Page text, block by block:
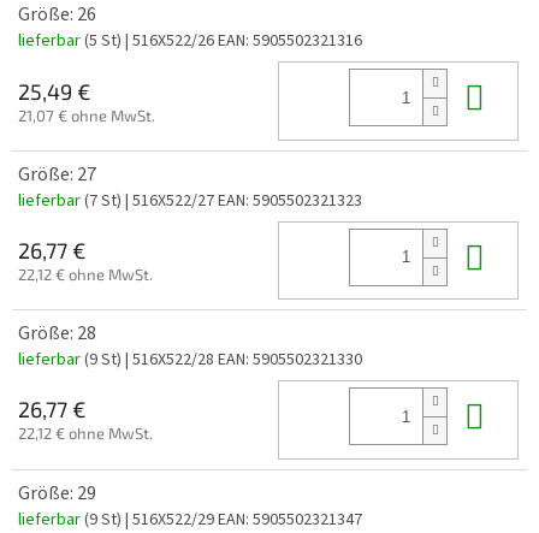
Größe: 26
lieferbar(5 St) | 516X522/26EAN: 5905502321316
25,49 €
21,07 € ohne MwSt.
Größe: 27
lieferbar(7 St) | 516X522/27EAN: 5905502321323
26,77 €
22,12 € ohne MwSt.
Größe: 28
lieferbar(9 St) | 516X522/28 EAN: 5905502321330
26,77 €
22,12 € ohne MwSt.
Größe: 29
lieferbar(9 St) | 516X522/29EAN: 5905502321347